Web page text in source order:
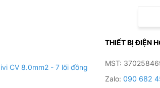
CV 8.0mm2 - 7 lõi đồng
THIẾT BỊ ĐIỆN
MST:
Zalo: 090 682